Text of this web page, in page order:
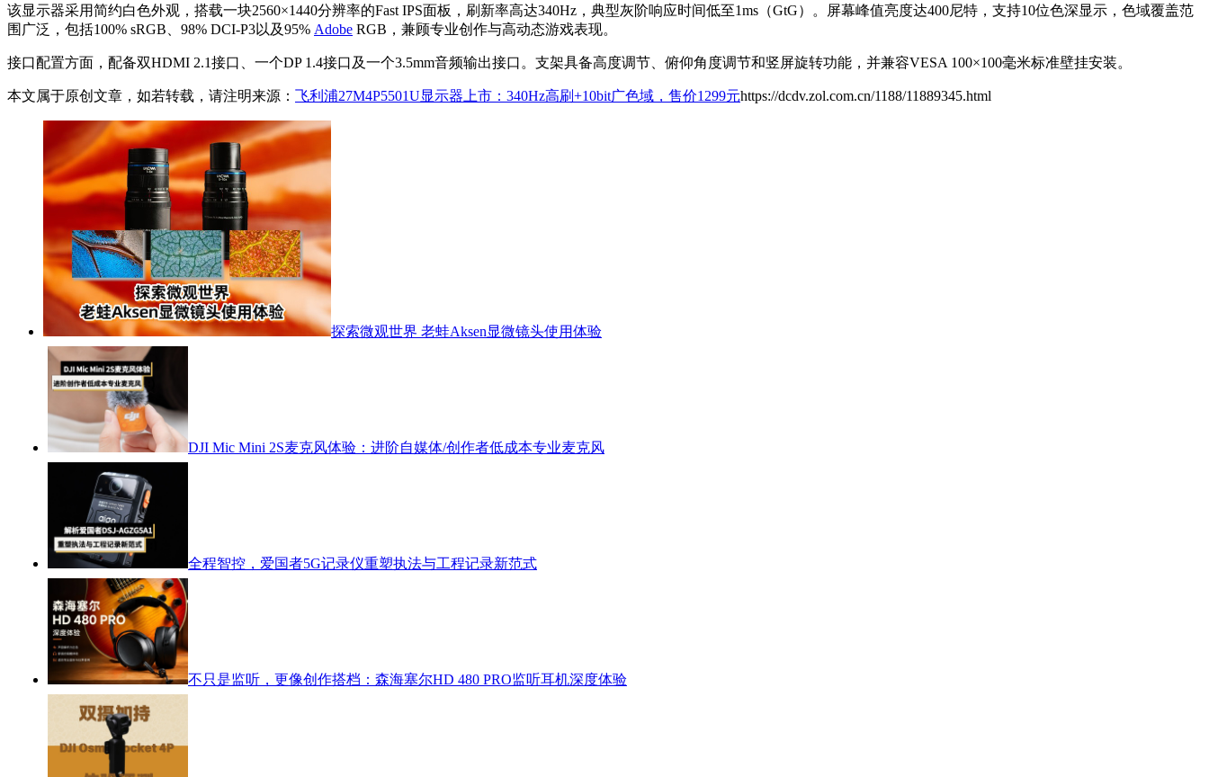
该显示器采用简约白色外观，搭载一块2560×1440分辨率的Fast IPS面板，刷新率高达340Hz，典型灰阶响应时间低至1ms（GtG）。屏幕峰值亮度达400尼特，支持10位色深显示，色域覆盖范
围广泛，包括100% sRGB、98% DCI-P3以及95% Adobe RGB，兼顾专业创作与高动态游戏表现。
接口配置方面，配备双HDMI 2.1接口、一个DP 1.4接口及一个3.5mm音频输出接口。支架具备高度调节、俯仰角度调节和竖屏旋转功能，并兼容VESA 100×100毫米标准壁挂安装。
本文属于原创文章，如若转载，请注明来源： 飞利浦27M4P5501U显示器上市：340Hz高刷+10bit广色域，售价1299元https://dcdv.zol.com.cn/1188/11889345.html
探索微观世界 老蛙Aksen显微镜头使用体验
DJI Mic Mini 2S麦克风体验：进阶自媒体/创作者低成本专业麦克风
全程智控，爱国者5G记录仪重塑执法与工程记录新范式
不只是监听，更像创作搭档：森海塞尔HD 480 PRO监听耳机深度体验